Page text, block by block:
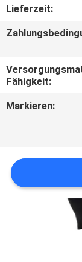
TRETEN
SIE
UNS
FÄLLE
Lieferzeit:
Fähigkeit:
Markieren: